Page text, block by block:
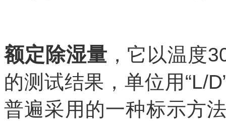
额定除湿量 ，它以温度
的测试结果，单位用“L/
普遍采用的一种标示方